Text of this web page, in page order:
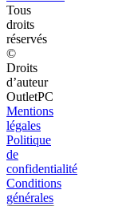
Tous
droits
réservés
©
Droits
d’auteur
OutletPC
Mentions
légales
Politique
de
confidentialité
Conditions
générales